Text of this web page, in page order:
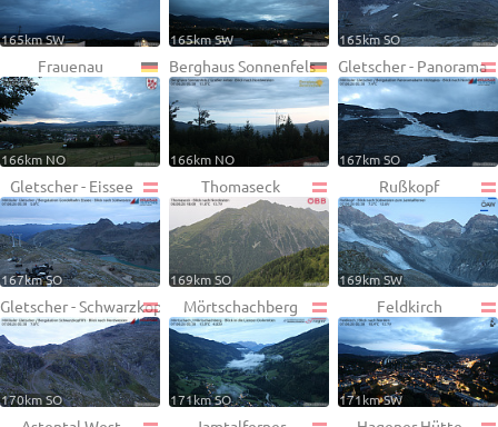
165km SW 165km SW 165km SO
Frauenau
166km NO
Berghaus Sonnenfels
166km NO
Gletscher - Panorama
167km SO
Gletscher - Eissee
167km SO
Thomaseck
169km SO
Rußkopf
169km SW
Gletscher - Schwarzkopf
170km SO
Mörtschachberg
171km SO
Feldkirch
171km SW